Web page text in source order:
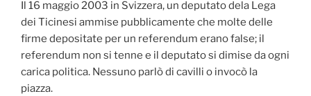
Il 16 maggio 2003 in Svizzera, un deputato dela Lega
dei Ticinesi ammise pubblicamente che molte delle
firme depositate per un referendum erano false; il
referendum non si tenne e il deputato si dimise da ogni
carica politica. Nessuno parlò di cavilli o invocò la
piazza.